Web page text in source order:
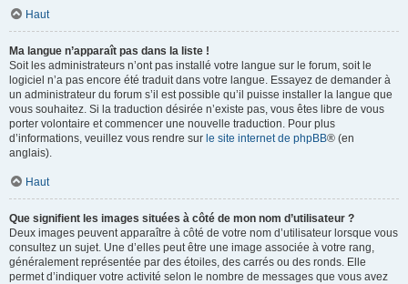
Haut
Ma langue n’apparaît pas dans la liste !
Soit les administrateurs n’ont pas installé votre langue sur le forum, soit le
logiciel n’a pas encore été traduit dans votre langue. Essayez de demander à
un administrateur du forum s’il est possible qu’il puisse installer la langue que
vous souhaitez. Si la traduction désirée n’existe pas, vous êtes libre de vous
porter volontaire et commencer une nouvelle traduction. Pour plus
d’informations, veuillez vous rendre sur le site internet de phpBB® (en
anglais).
Haut
Que signifient les images situées à côté de mon nom d’utilisateur ?
Deux images peuvent apparaître à côté de votre nom d’utilisateur lorsque vous
consultez un sujet. Une d’elles peut être une image associée à votre rang,
généralement représentée par des étoiles, des carrés ou des ronds. Elle
permet d’indiquer votre activité selon le nombre de messages que vous avez